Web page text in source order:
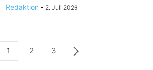
Redaktion - 2. Juli 2026
1 2 3